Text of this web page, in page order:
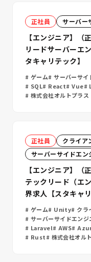
正社員 サーバー
【エンジニア】（
リードサーバーエ
タキャリテック】
ゲーム サーバーサイ
SQL
React Vue
株式会社オルトプラス
正社員
クライア
サーバーサイドエン
【エンジニア】（
テックリード（エ
界求人【スタキャリ
ゲーム Unity
クラ
サーバーサイドエンジ
Laravel
AWS
Rust
株式会社オル